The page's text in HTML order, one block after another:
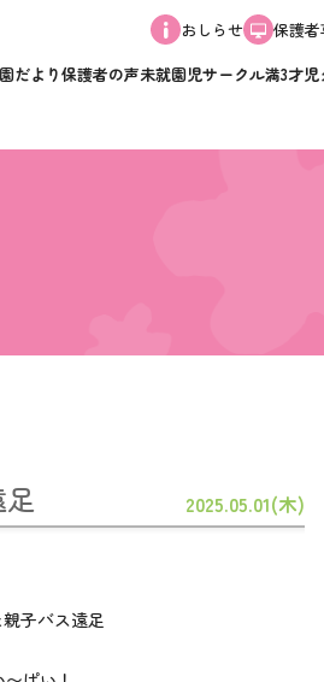
おしらせ 保護
園だより保護者の声未就園児サークル満3才
2025.05.01(木)
子バス遠足